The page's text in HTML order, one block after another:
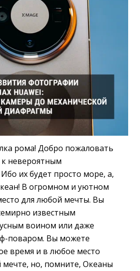
рома! Добро пожаловать
невероятным
их будет просто море, а,
В огромном и уютном
для любой мечты. Вы
известным
воином или даже
поваром. Вы можете
время и в любое место
мечте, но, помните, Океаны